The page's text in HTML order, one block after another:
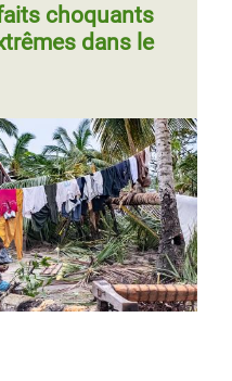
choquants
dans le